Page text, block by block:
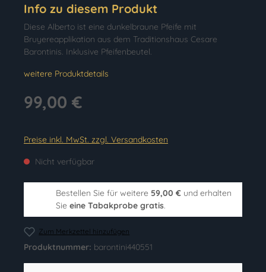
Info zu diesem Produkt
Diese Alberto ist eine dunkelbraune Pfeife mit
Bruyereapplikation aus dem Traditionshaus Cesare
Barontinis. Inklusive Pfeifenbeutel.
weitere Produktdetails
99,00 €
Preise inkl. MwSt. zzgl. Versandkosten
Nicht verfügbar
Bestellen Sie für weitere 59,00 € und erhalten
Sie eine Tabakprobe gratis.
Zum Merkzettel hinzufügen
Produktnummer: barontini440551